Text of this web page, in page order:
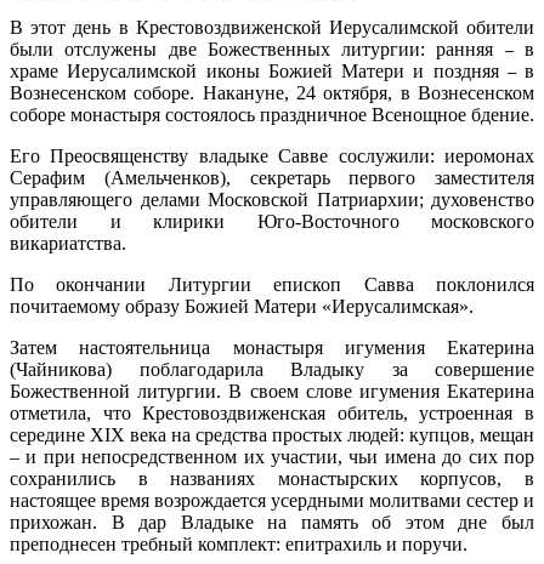
В этот день в Крестовоздвиженской Иерусалимской обители
были отслужены две Божественных литургии: ранняя –в
храме Иерусалимской иконы Божией Матери и поздняя – в
Вознесенском соборе. Накануне, 24 октября, в Вознесенском
соборе монастыря состоялось праздничное Всенощное бдение.
Его Преосвященству владыке Савве сослужили: иеромонах
Серафим (Амельченков), секретарь первого заместителя
управляющего делами Московской Патриархии; духовенство
обители и клирики Юго-Восточного московского
викариатства.
По окончании Литургии епископ Савва поклонился
почитаемому образу Божией Матери «Иерусалимская».
Затем настоятельница монастыря игумения Екатерина
(Чайникова) поблагодарила Владыку за совершение
Божественной литургии. В своем слове игумения Екатерина
отметила, что Крестовоздвиженская обитель, устроенная в
середине XIX века на средства простых людей: купцов, мещан
– и при непосредственном их участии, чьи имена до сих пор
сохранились в названиях монастырских корпусов, в
настоящее время возрождается усердными молитвами сестер и
прихожан. В дар Владыке на память об этом дне был
преподнесен требный комплект: епитрахиль и поручи.